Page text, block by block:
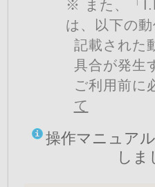
※ また、「
は、以下の動
記載された
具合が発生
ご利用前に
て
操作マニュア
しま